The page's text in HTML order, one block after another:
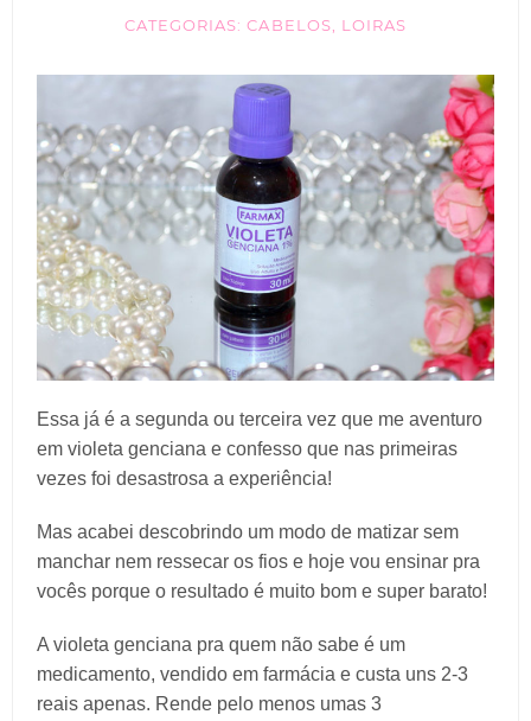
MAQUIAGEMCATEGORIAS:CABELOS, LOIRAS
Essa já é a segunda ou terceira vez que me aventuro
em violeta genciana e confesso que nas primeiras
vezes foi desastrosa a experiência!
Mas acabei descobrindo um modo de matizar sem
manchar nem ressecar os fios e hoje vou ensinar pra
vocês porque o resultado é muito bom e super barato!
A violeta genciana pra quem não sabe é um
medicamento, vendido em farmácia e custa uns 2-3
reais apenas. Rende pelo menos umas 3